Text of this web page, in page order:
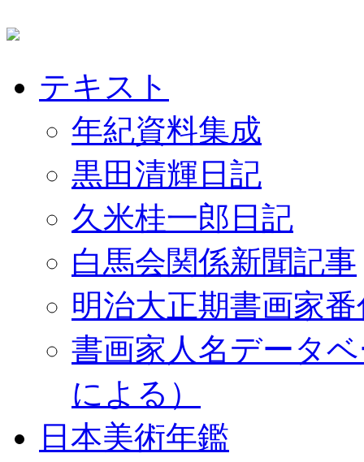
テキスト
年紀資料集成
黒田清輝日記
久米桂一郎日記
白馬会関係新聞記事
明治大正期書画家
書画家人名データ
による）
日本美術年鑑